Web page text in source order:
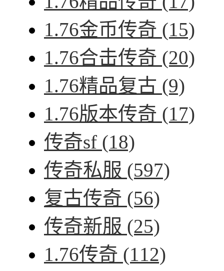
1.76金币传奇 (15)
1.76合击传奇 (20)
1.76精品复古 (9)
1.76版本传奇 (17)
传奇sf (18)
传奇私服 (597)
复古传奇 (56)
传奇新服 (25)
1.76传奇 (112)